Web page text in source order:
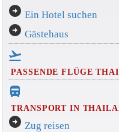
arrow_circle_right Ein Hotel suchen
arrow_circle_right Gästehaus
flight_takeoff
PASSENDE FLÜGE
directions_bus_filled
TRANSPORT IN
arrow_circle_right Zug reisen